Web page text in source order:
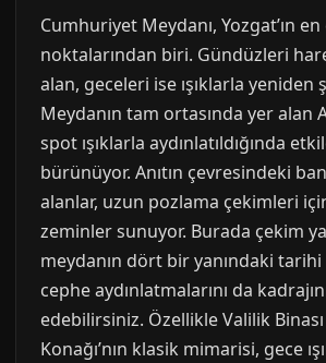
Cumhuriyet Meydanı, Yozgat’ın en
noktalarından biri. Gündüzleri
alan, geceleri ise ışıklarla yeniden
Meydanın tam ortasında yer alan
spot ışıklarla aydınlatıldığında
bürünüyor. Anıtın çevresindeki
alanlar, uzun pozlama çekimleri
zeminler sunuyor. Burada çekim
meydanın dört bir yanındaki tarihi
cephe aydınlatmalarını da
edebilirsiniz. Özellikle Valilik
Konağı’nın klasik mimarisi, gece